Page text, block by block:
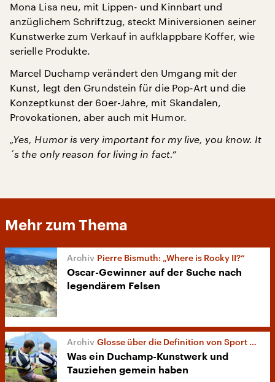
Mona Lisa neu, mit Lippen- und Kinnbart und
anzüglichem Schriftzug, steckt Miniversionen seiner
Kunstwerke zum Verkauf in aufklappbare Koffer, wie
serielle Produkte.
Marcel Duchamp verändert den Umgang mit der
Kunst, legt den Grundstein für die Pop-Art und die
Konzeptkunst der 60er-Jahre, mit Skandalen,
Provokationen, aber auch mit Humor.
„Yes, Humor is very important for my live, you know. It
´s the only reason for living in fact.”
Mehr zum Thema
Pierre Bismuth: „Where is Rocky II?“
Oscar-Gewinner auf der Suche nach
legendärem Felsen
Glosse über die Definition von Sport und Kunst
Was ein Duchamp-Kunstwerk und
Tauziehen gemein haben